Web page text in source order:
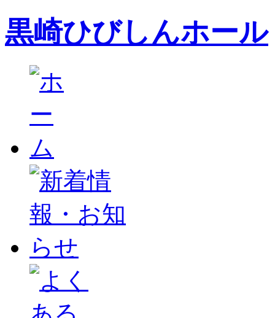
黒崎ひびしんホール